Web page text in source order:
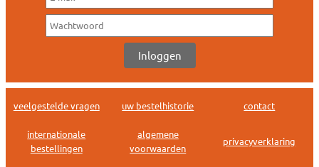
veelgestelde vragen uw bestelhistorie contact
internationale
bestellingen
algemene
voorwaarden
privacyverklaring